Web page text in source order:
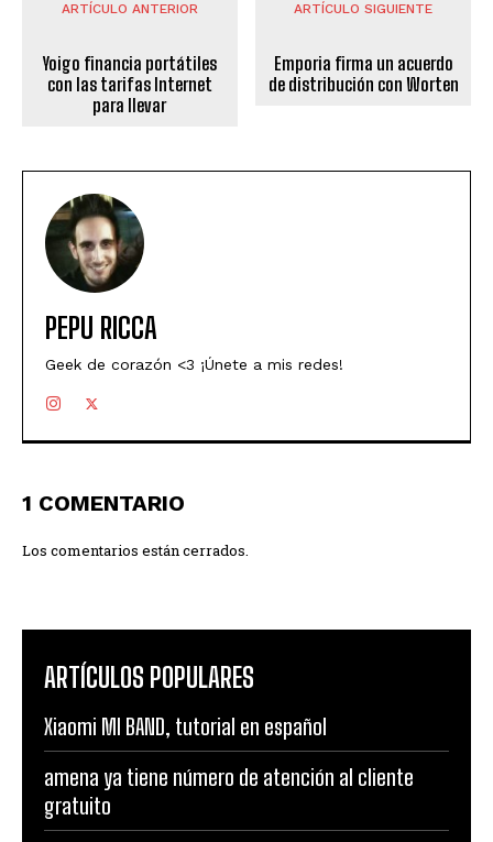
ARTÍCULO ANTERIOR
Yoigo financia portátiles
con las tarifas Internet
para llevar
ARTÍCULO SIGUIENTE
Emporia firma un acuerdo
de distribución con Worten
PEPU RICCA
Geek de corazón <3 ¡Únete a mis redes!
1 COMENTARIO
Los comentarios están cerrados.
ARTÍCULOS POPULARES
Xiaomi MI BAND, tutorial en español
amena ya tiene número de atención al cliente
gratuito